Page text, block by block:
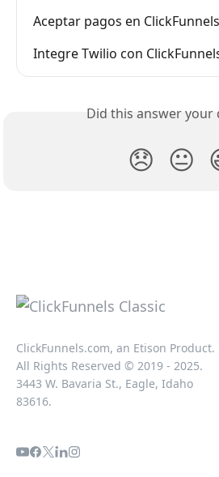
Aceptar pagos en
Integre Twilio con
Did this answer your
😞 😐
ClickFunnels.com, an Etison Product.
All Rights Reserved © 2019 - 2025.
3443 W. Bavaria St., Eagle, Idaho
83616.